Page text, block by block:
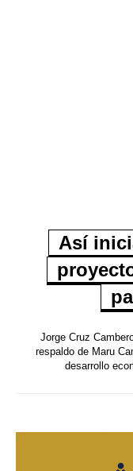
Así
Jorge Cruz
respaldo de Maru
desarrollo